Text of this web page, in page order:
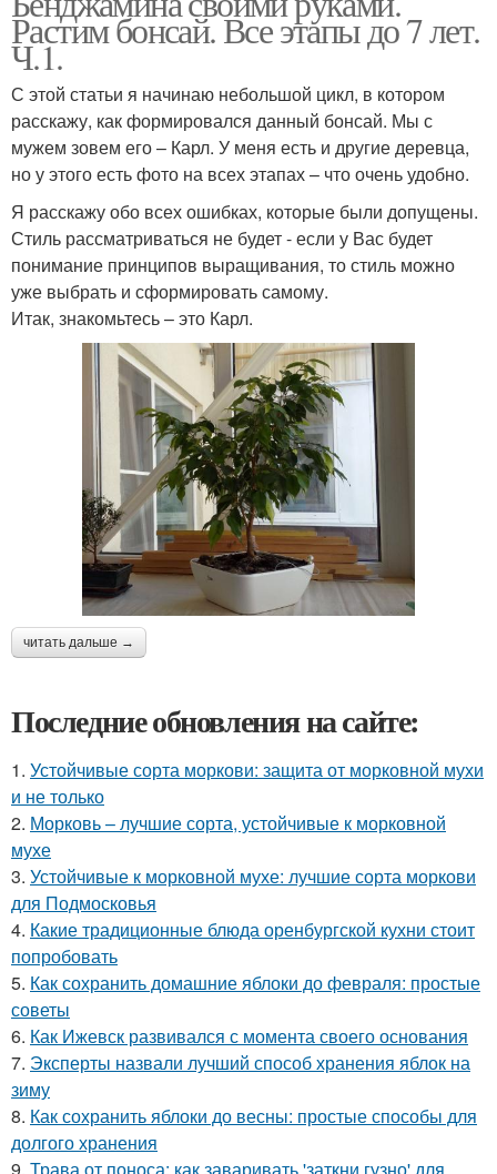
Растим бонсай. Все этапы до 7 лет.
Ч.1.
С этой статьи я начинаю небольшой цикл, в котором
расскажу, как формировался данный бонсай. Мы с
мужем зовем его – Карл. У меня есть и другие деревца,
но у этого есть фото на всех этапах – что очень удобно.
Я расскажу обо всех ошибках, которые были допущены.
Стиль рассматриваться не будет - если у Вас будет
понимание принципов выращивания, то стиль можно
уже выбрать и сформировать самому.
Итак, знакомьтесь – это Карл.
читать дальше →
Последние обновления на сайте:
1. Устойчивые сорта моркови: защита от морковной мухи
и не только
2. Морковь – лучшие сорта, устойчивые к морковной
мухе
3. Устойчивые к морковной мухе: лучшие сорта моркови
для Подмосковья
4. Какие традиционные блюда оренбургской кухни стоит
попробовать
5. Как сохранить домашние яблоки до февраля: простые
советы
6. Как Ижевск развивался с момента своего основания
7. Эксперты назвали лучший способ хранения яблок на
зиму
8. Как сохранить яблоки до весны: простые способы для
долгого хранения